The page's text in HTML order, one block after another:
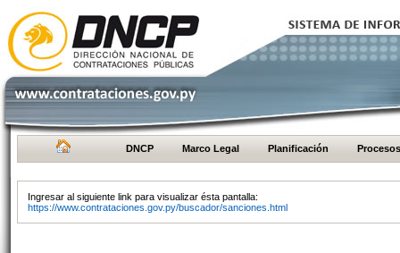
DNCP Marco Legal Planificación Procesos
Ingresar al siguiente link para visualizar ésta pantalla:
https://www.contrataciones.gov.py/buscador/sanciones.html